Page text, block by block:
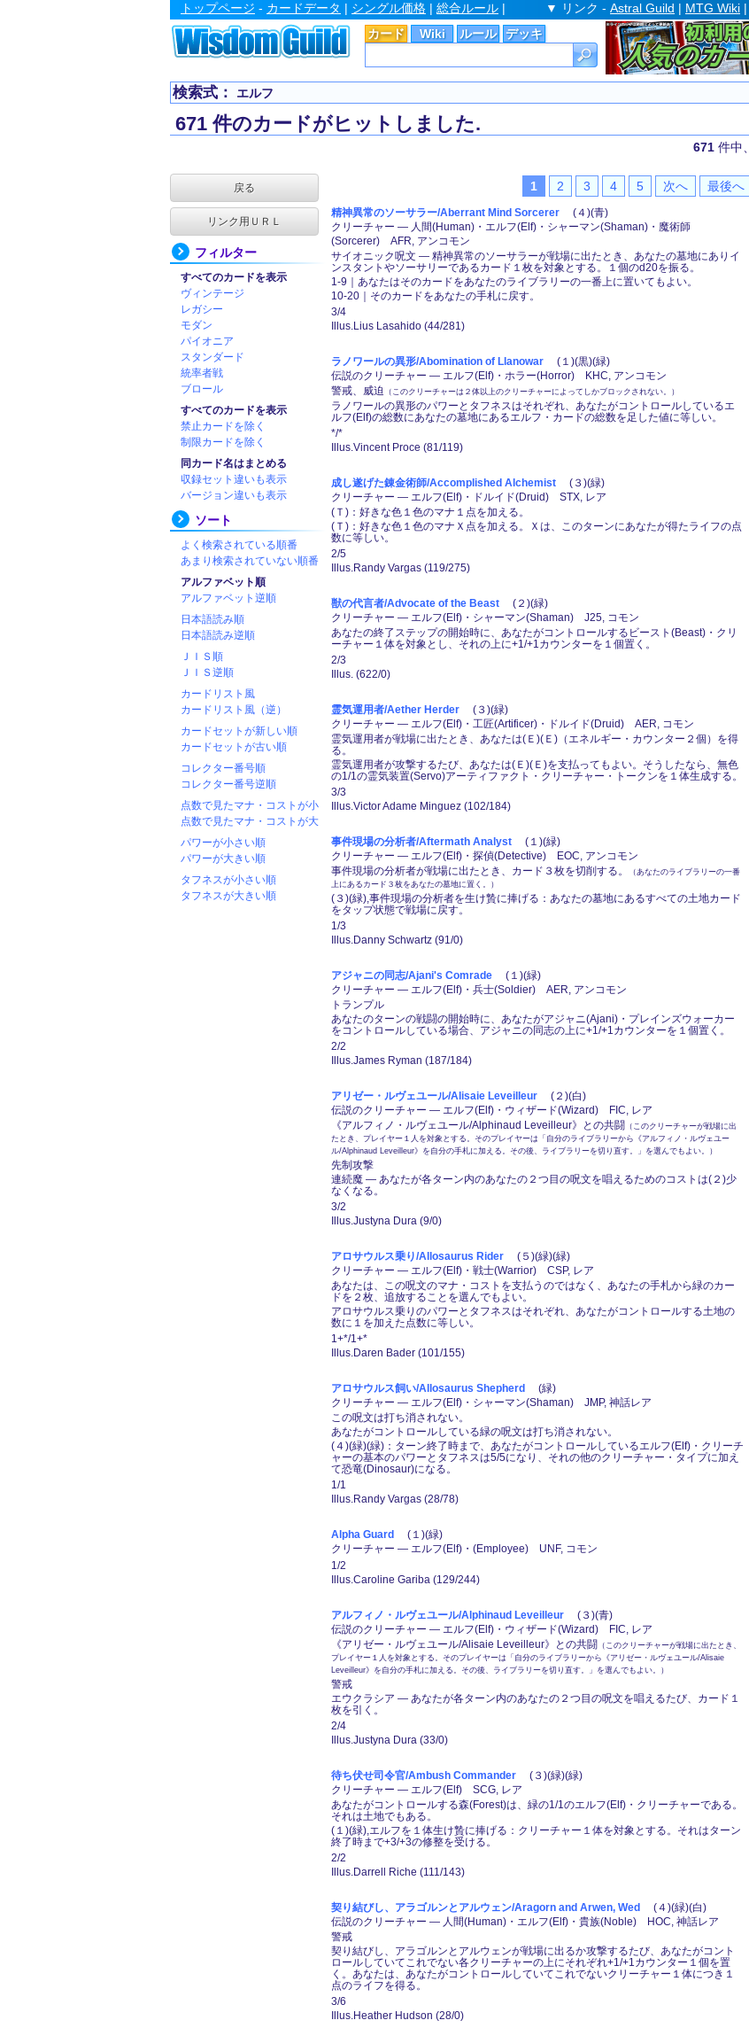
カード Wiki ルール デッキ
トップページ - カードデータ | シングル価格 | 総合ルール | ▼ リンク - Astral Guild | MTG Wiki |
検索式： エルフ
671 件のカードがヒットしました.
671 件中、
戻る
リンク用ＵＲＬ
フィルター
すべてのカードを表示
ヴィンテージ
レガシー
モダン
パイオニア
スタンダード
統率者戦
ブロール
すべてのカードを表示
禁止カードを除く
制限カードを除く
同カード名はまとめる
収録セット違いも表示
バージョン違いも表示
ソート
よく検索されている順番
あまり検索されていない順番
アルファベット順
アルファベット逆順
日本語読み順
日本語読み逆順
ＪＩＳ順
ＪＩＳ逆順
カードリスト風
カードリスト風（逆）
カードセットが新しい順
カードセットが古い順
コレクター番号順
コレクター番号逆順
点数で見たマナ・コストが小
点数で見たマナ・コストが大
パワーが小さい順
パワーが大きい順
タフネスが小さい順
タフネスが大きい順
1 2 3 4 5 次へ 最後へ
精神異常のソーサラー/Aberrant Mind Sorcerer (４)(青)
クリーチャー ― 人間(Human)・エルフ(Elf)・シャーマン(Shaman)・魔術師
(Sorcerer) AFR, アンコモン
サイオニック呪文 ― 精神異常のソーサラーが戦場に出たとき、あなたの墓地にありイ
ンスタントやソーサリーであるカード１枚を対象とする。１個のd20を振る。
1-9｜あなたはそのカードをあなたのライブラリーの一番上に置いてもよい。
10-20｜そのカードをあなたの手札に戻す。
3/4
Illus.Lius Lasahido (44/281)
ラノワールの異形/Abomination of Llanowar (１)(黒)(緑)
伝説のクリーチャー ― エルフ(Elf)・ホラー(Horror) KHC, アンコモン
警戒、威迫
（このクリーチャーは２体以上のクリーチャーによってしかブロックされない。）
ラノワールの異形のパワーとタフネスはそれぞれ、あなたがコントロールしているエ
ルフ(Elf)の総数にあなたの墓地にあるエルフ・カードの総数を足した値に等しい。
*/*
Illus.Vincent Proce (81/119)
成し遂げた錬金術師/Accomplished Alchemist (３)(緑)
クリーチャー ― エルフ(Elf)・ドルイド(Druid) STX, レア
(Ｔ)：好きな色１色のマナ１点を加える。
(Ｔ)：好きな色１色のマナＸ点を加える。Ｘは、このターンにあなたが得たライフの点
数に等しい。
2/5
Illus.Randy Vargas (119/275)
獣の代言者/Advocate of the Beast (２)(緑)
クリーチャー ― エルフ(Elf)・シャーマン(Shaman) J25, コモン
あなたの終了ステップの開始時に、あなたがコントロールするビースト(Beast)・クリ
ーチャー１体を対象とし、それの上に+1/+1カウンターを１個置く。
2/3
Illus. (622/0)
霊気運用者/Aether Herder (３)(緑)
クリーチャー ― エルフ(Elf)・工匠(Artificer)・ドルイド(Druid) AER, コモン
霊気運用者が戦場に出たとき、あなたは(Ｅ)(Ｅ)（エネルギー・カウンター２個）を得
る。
霊気運用者が攻撃するたび、あなたは(Ｅ)(Ｅ)を支払ってもよい。そうしたなら、無色
の1/1の霊気装置(Servo)アーティファクト・クリーチャー・トークンを１体生成する。
3/3
Illus.Victor Adame Minguez (102/184)
事件現場の分析者/Aftermath Analyst (１)(緑)
クリーチャー ― エルフ(Elf)・探偵(Detective) EOC, アンコモン
事件現場の分析者が戦場に出たとき、カード３枚を切削する。
（あなたのライブラリーの一番
上にあるカード３枚をあなたの墓地に置く。）
(３)(緑),事件現場の分析者を生け贄に捧げる：あなたの墓地にあるすべての土地カード
をタップ状態で戦場に戻す。
1/3
Illus.Danny Schwartz (91/0)
アジャニの同志/Ajani's Comrade (１)(緑)
クリーチャー ― エルフ(Elf)・兵士(Soldier) AER, アンコモン
トランプル
あなたのターンの戦闘の開始時に、あなたがアジャニ(Ajani)・プレインズウォーカー
をコントロールしている場合、アジャニの同志の上に+1/+1カウンターを１個置く。
2/2
Illus.James Ryman (187/184)
アリゼー・ルヴェユール/Alisaie Leveilleur (２)(白)
伝説のクリーチャー ― エルフ(Elf)・ウィザード(Wizard) FIC, レア
《アルフィノ・ルヴェユール/Alphinaud Leveilleur》との共闘 （このクリーチャーが戦場に出
たとき、プレイヤー１人を対象とする。そのプレイヤーは「自分のライブラリーから《アルフィノ・ルヴェユー
ル/Alphinaud Leveilleur》を自分の手札に加える。その後、ライブラリーを切り直す。」を選んでもよい。）
先制攻撃
連続魔 ― あなたが各ターン内のあなたの２つ目の呪文を唱えるためのコストは(２)少
なくなる。
3/2
Illus.Justyna Dura (9/0)
アロサウルス乗り/Allosaurus Rider (５)(緑)(緑)
クリーチャー ― エルフ(Elf)・戦士(Warrior) CSP, レア
あなたは、この呪文のマナ・コストを支払うのではなく、あなたの手札から緑のカー
ドを２枚、追放することを選んでもよい。
アロサウルス乗りのパワーとタフネスはそれぞれ、あなたがコントロールする土地の
数に１を加えた点数に等しい。
1+*/1+*
Illus.Daren Bader (101/155)
アロサウルス飼い/Allosaurus Shepherd
(緑)
クリーチャー ― エルフ(Elf)・シャーマン(Shaman) JMP, 神話レア
この呪文は打ち消されない。
あなたがコントロールしている緑の呪文は打ち消されない。
(４)(緑)(緑)：ターン終了時まで、あなたがコントロールしているエルフ(Elf)・クリーチ
ャーの基本のパワーとタフネスは5/5になり、それの他のクリーチャー・タイプに加え
て恐竜(Dinosaur)になる。
1/1
Illus.Randy Vargas (28/78)
Alpha Guard
(１)(緑)
クリーチャー ― エルフ(Elf)・(Employee) UNF, コモン
1/2
Illus.Caroline Gariba (129/244)
アルフィノ・ルヴェユール/Alphinaud Leveilleur (３)(青)
伝説のクリーチャー ― エルフ(Elf)・ウィザード(Wizard) FIC, レア
《アリゼー・ルヴェユール/Alisaie Leveilleur》との共闘 （このクリーチャーが戦場に出たとき、
プレイヤー１人を対象とする。そのプレイヤーは「自分のライブラリーから《アリゼー・ルヴェユール/Alisaie
Leveilleur》を自分の手札に加える。その後、ライブラリーを切り直す。」を選んでもよい。）
警戒
エウクラシア ― あなたが各ターン内のあなたの２つ目の呪文を唱えるたび、カード１
枚を引く。
2/4
Illus.Justyna Dura (33/0)
待ち伏せ司令官/Ambush Commander (３)(緑)(緑)
クリーチャー ― エルフ(Elf) SCG, レア
あなたがコントロールする森(Forest)は、緑の1/1のエルフ(Elf)・クリーチャーである。
それは土地でもある。
(１)(緑),エルフを１体生け贄に捧げる：クリーチャー１体を対象とする。それはターン
終了時まで+3/+3の修整を受ける。
2/2
Illus.Darrell Riche (111/143)
契り結びし、アラゴルンとアルウェン/Aragorn and Arwen, Wed
(４)(緑)(白)
伝説のクリーチャー ― 人間(Human)・エルフ(Elf)・貴族(Noble) HOC, 神話レア
警戒
契り結びし、アラゴルンとアルウェンが戦場に出るか攻撃するたび、あなたがコント
ロールしていてこれでない各クリーチャーの上にそれぞれ+1/+1カウンター１個を置
く。あなたは、あなたがコントロールしていてこれでないクリーチャー１体につき１
点のライフを得る。
3/6
Illus.Heather Hudson (28/0)